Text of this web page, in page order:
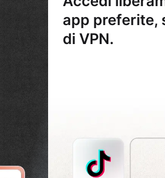
app preferite,
di VPN.